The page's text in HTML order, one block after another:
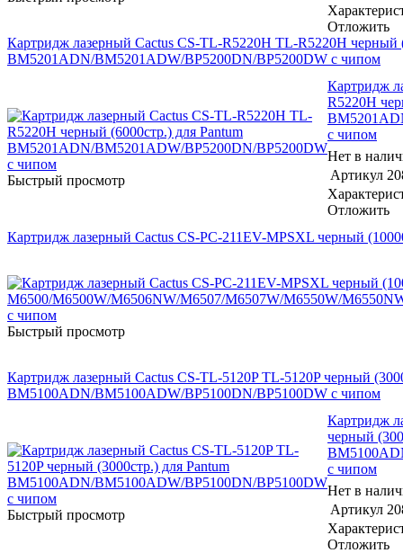
Отложить
Картридж лазерный Cactus CS-TL-R5220H TL-R5220H черный
BM5201ADN/BM5201ADW/BP5200DN/BP5200DW с чипом
Быстрый просмотр
Картридж
R5220H
с чипом
Нет в
Артикул
Отложить
Картридж лазерный Cactus CS-PC-211EV-MPSXL черный
Быстрый просмотр
Картридж лазерный Cactus CS-TL-5120P TL-5120P черный
BM5100ADN/BM5100ADW/BP5100DN/BP5100DW с чипом
Быстрый просмотр
Картридж
черный
с чипом
Нет в
Артикул
Отложить